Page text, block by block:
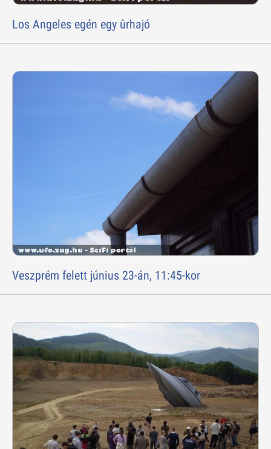
Los Angeles egén egy ûrhajó
Veszprém felett június 23-án, 11:45-kor